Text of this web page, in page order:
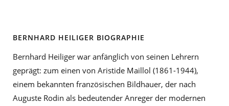
BERNHARD HEILIGER BIOGRAPHIE
Bernhard Heiliger war anfänglich von seinen Lehrern
geprägt: zum einen von Aristide Maillol (1861-1944),
einem bekannten französischen Bildhauer, der nach
Auguste Rodin als bedeutender Anreger der modernen